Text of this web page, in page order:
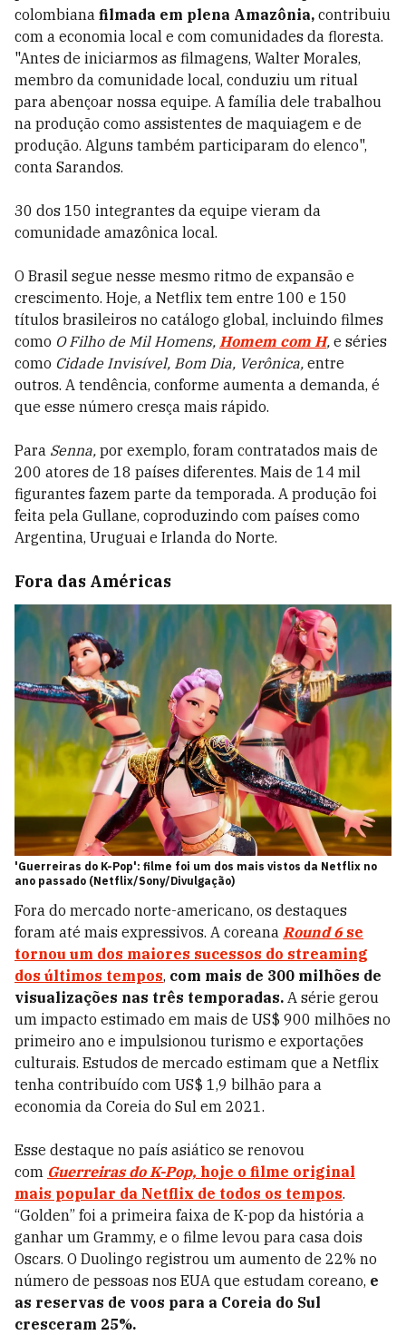
colombiana filmada em plena Amazônia, contribuiu
com a economia local e com comunidades da floresta.
"Antes de iniciarmos as filmagens, Walter Morales,
membro da comunidade local, conduziu um ritual
para abençoar nossa equipe. A família dele trabalhou
na produção como assistentes de maquiagem e de
produção. Alguns também participaram do elenco",
conta Sarandos.
30 dos 150 integrantes da equipe vieram da
comunidade amazônica local.
O Brasil segue nesse mesmo ritmo de expansão e
crescimento. Hoje, a Netflix tem entre 100 e 150
títulos brasileiros no catálogo global, incluindo filmes
como O Filho de Mil Homens, Homem com H, e séries
como Cidade Invisível, Bom Dia, Verônica, entre
outros. A tendência, conforme aumenta a demanda, é
que esse número cresça mais rápido.
Para Senna, por exemplo, foram contratados mais de
200 atores de 18 países diferentes. Mais de 14 mil
figurantes fazem parte da temporada. A produção foi
feita pela Gullane, coproduzindo com países como
Argentina, Uruguai e Irlanda do Norte.
Fora das Américas
'Guerreiras do K-Pop': filme foi um dos mais vistos da Netflix no
ano passado (Netflix/Sony/Divulgação)
Fora do mercado norte-americano, os destaques
foram até mais expressivos. A coreana Round 6 se
tornou um dos maiores sucessos do streaming
dos últimos tempos, com mais de 300 milhões de
visualizações nas três temporadas. A série gerou
um impacto estimado em mais de US$ 900 milhões no
primeiro ano e impulsionou turismo e exportações
culturais. Estudos de mercado estimam que a Netflix
tenha contribuído com US$ 1,9 bilhão para a
economia da Coreia do Sul em 2021.
Esse destaque no país asiático se renovou
com Guerreiras do K-Pop, hoje o filme original
mais popular da Netflix de todos os tempos.
“Golden” foi a primeira faixa de K-pop da história a
ganhar um Grammy, e o filme levou para casa dois
Oscars. O Duolingo registrou um aumento de 22% no
número de pessoas nos EUA que estudam coreano, e
as reservas de voos para a Coreia do Sul
cresceram 25%.